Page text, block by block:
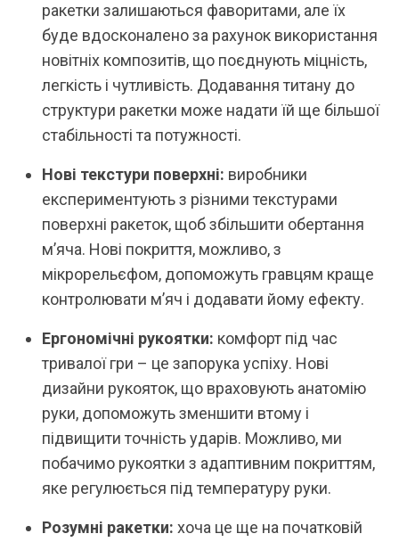
ракетки залишаються фаворитами, але їх
буде вдосконалено за рахунок використання
новітніх композитів, що поєднують міцність,
легкість і чутливість. Додавання титану до
структури ракетки може надати їй ще більшої
стабільності та потужності.
Нові текстури поверхні: виробники
експериментують з різними текстурами
поверхні ракеток, щоб збільшити обертання
м’яча. Нові покриття, можливо, з
мікрорельєфом, допоможуть гравцям краще
контролювати м’яч і додавати йому ефекту.
Ергономічні рукоятки: комфорт під час
тривалої гри – це запорука успіху. Нові
дизайни рукояток, що враховують анатомію
руки, допоможуть зменшити втому і
підвищити точність ударів. Можливо, ми
побачимо рукоятки з адаптивним покриттям,
яке регулюється під температуру руки.
Розумні ракетки: хоча це ще на початковій